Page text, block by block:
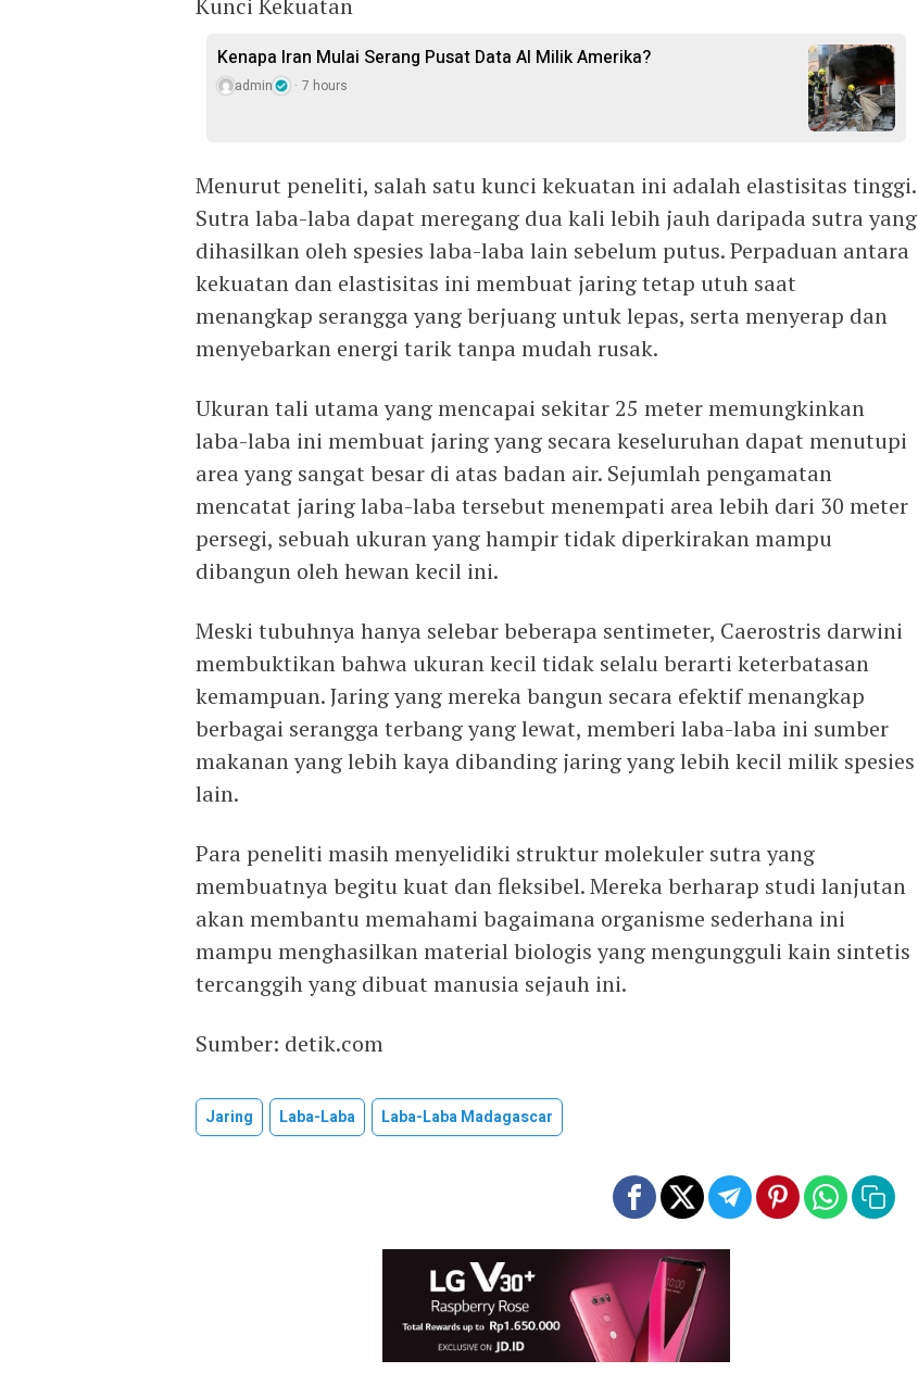
Kunci Kekuatan
Kenapa Iran Mulai Serang Pusat Data AI Milik Amerika?
admin 7 hours
Menurut peneliti, salah satu kunci kekuatan ini adalah elastisitas tinggi.
Sutra laba-laba dapat meregang dua kali lebih jauh daripada sutra yang
dihasilkan oleh spesies laba-laba lain sebelum putus. Perpaduan antara
kekuatan dan elastisitas ini membuat jaring tetap utuh saat
menangkap serangga yang berjuang untuk lepas, serta menyerap dan
menyebarkan energi tarik tanpa mudah rusak.
Ukuran tali utama yang mencapai sekitar 25 meter memungkinkan
laba-laba ini membuat jaring yang secara keseluruhan dapat menutupi
area yang sangat besar di atas badan air. Sejumlah pengamatan
mencatat jaring laba-laba tersebut menempati area lebih dari 30 meter
persegi, sebuah ukuran yang hampir tidak diperkirakan mampu
dibangun oleh hewan kecil ini.
Meski tubuhnya hanya selebar beberapa sentimeter, Caerostris darwini
membuktikan bahwa ukuran kecil tidak selalu berarti keterbatasan
kemampuan. Jaring yang mereka bangun secara efektif menangkap
berbagai serangga terbang yang lewat, memberi laba-laba ini sumber
makanan yang lebih kaya dibanding jaring yang lebih kecil milik spesies
lain.
Para peneliti masih menyelidiki struktur molekuler sutra yang
membuatnya begitu kuat dan fleksibel. Mereka berharap studi lanjutan
akan membantu memahami bagaimana organisme sederhana ini
mampu menghasilkan material biologis yang mengungguli kain sintetis
tercanggih yang dibuat manusia sejauh ini.
Sumber: detik.com
Jaring Laba-Laba Laba-Laba Madagascar